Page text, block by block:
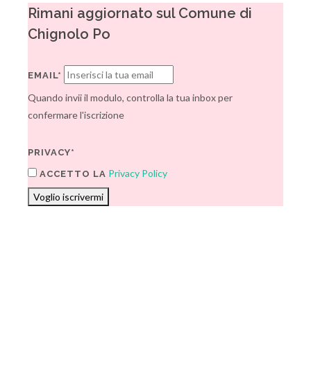
Rimani aggiornato sul Comune di
Chignolo Po
EMAIL*
Quando invii il modulo, controlla la tua inbox per
confermare l'iscrizione
PRIVACY*
ACCETTO LA Privacy Policy
Voglio iscrivermi